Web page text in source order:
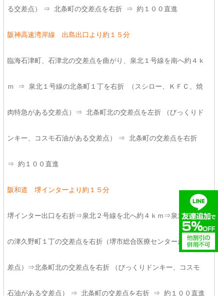
る交差点） ⇒ 北条町の交差点を右折 ⇒ 約１００直進
阪神高速湾岸線 出島出口より約１５分
臨海石津町、石津北の交差点を曲がり、泉北１号線を南へ約４ｋ
ｍ ⇒ 泉北１号線の北条町１丁を右折 （スシロー、ＫＦＣ、焼
肉特急がある交差点）⇒ 北条町北の交差点を左折 （びっくりド
ンキー、コスモ石油がある交差点） ⇒ 北条町の交差点を右折
⇒ 約１００直進
阪和道 堺インターより約１５分
堺インター出口を右折⇒泉北２号線を北へ約４ｋｍ⇒泉北２号線
の津久野町１丁の交差点を右折（堺市総合医療センターがある交
差点）⇒北条町北の交差点を右折 （びっくりドンキー、コスモ
石油がある交差点） ⇒ 北条町の交差点を右折 ⇒ 約１００直進